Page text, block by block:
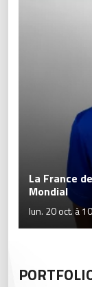
La France
Mondial
lun. 20 oct. à